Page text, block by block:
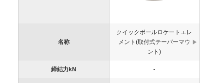
名称
クイックボールロケートエレ
メント(取付式テーパーマウ
ント)
締結力kN -